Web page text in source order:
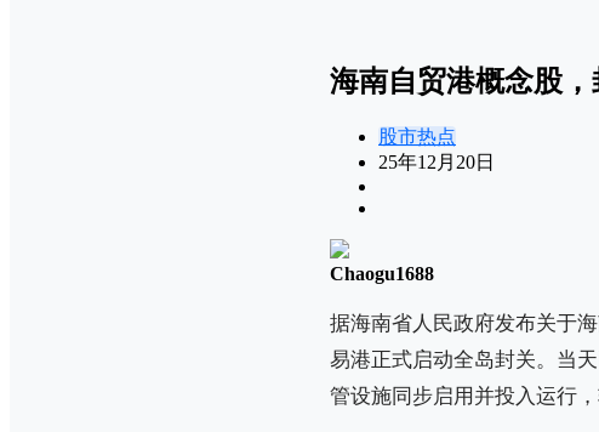
海南自贸港概念股
股市热点
25年12月20日
Chaogu1688
据海南省人民政府发布关于
易港正式启动全岛封关。当
管设施同步启用并投入运行